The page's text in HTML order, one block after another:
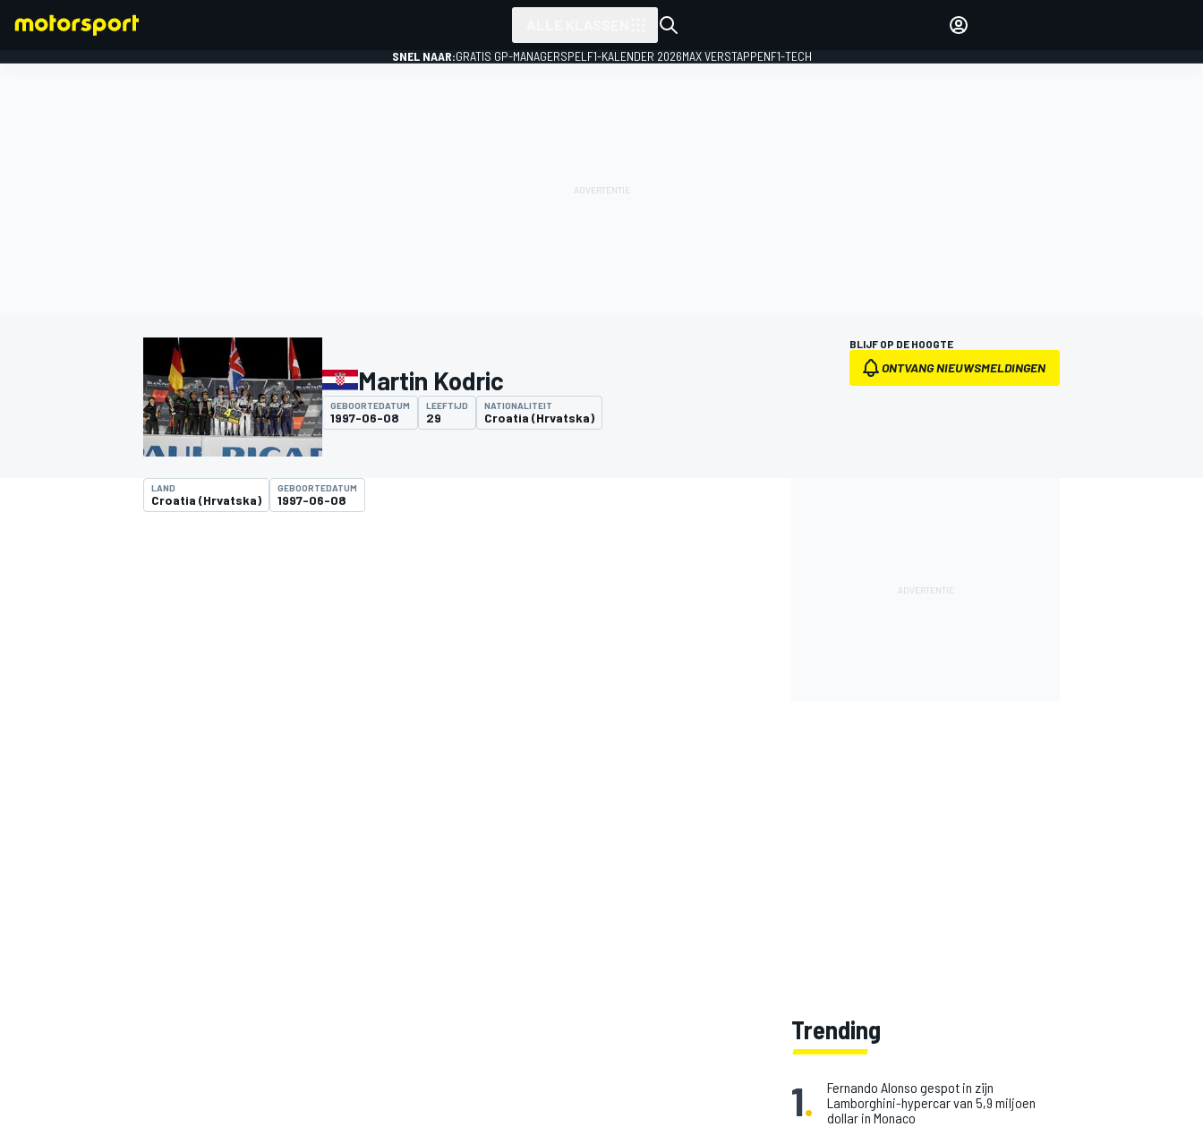
SNEL NAAR:GRATIS GP-MANAGERSPEL F1-KALENDER 2026MAX VERSTAPPENF1-TECH
Martin Kodric
GEBOORTEDATUM
1997-06-08
LEEFTIJD
29
NATIONALITEIT
Croatia (Hrvatska)
BLIJF OP DE HOOGTE
ONTVANG NIEUWSMELDINGEN
LAND
Croatia (Hrvatska)
GEBOORTEDATUM
1997-06-08
Trending
1.
Fernando Alonso gespot in zijn
Lamborghini-hypercar van 5,9 miljoen
dollar in Monaco